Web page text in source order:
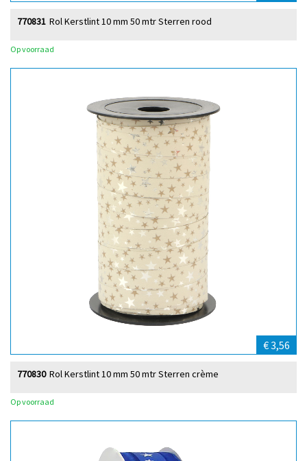
Rol Kerstlint 10 mm 50 mtr Sterren rood
770831
Op voorraad
€ 3,56
Rol Kerstlint 10 mm 50 mtr Sterren crème
770830
Op voorraad